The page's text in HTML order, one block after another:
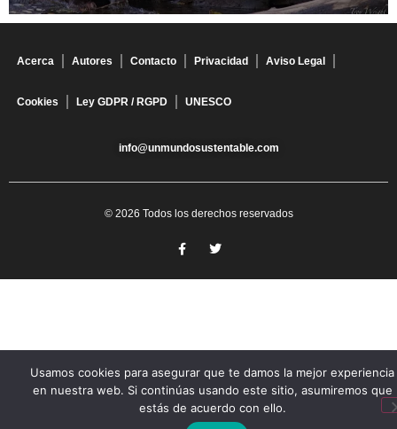
Acerca Autores Contacto Privacidad Aviso Legal
Cookies Ley GDPR / RGPD UNESCO
info@unmundosustentable.com
© 2026 Todos los derechos reservados
Usamos cookies para asegurar que te damos la mejor experiencia
en nuestra web. Si continúas usando este sitio, asumiremos que
estás de acuerdo con ello.